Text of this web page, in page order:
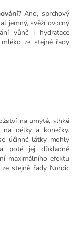
Ano, sprchový
jemný, svěží ovocný
vůně i hydratace
ze stejné řady
na umyté, vlhké
na délky a konečky.
účinné látky mohly
poté jej důkladně
maximálního efektu
stejné řady Nordic